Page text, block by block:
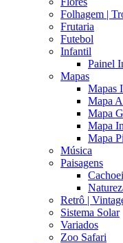
Folhagem |
Frutaria
Futebol
Infantil
Painel
Mapas
Mapas
Mapa
Mapa
Mapa
Mapa
Música
Paisagens
Retrô |
Sistema Solar
Variados
Zoo Safari